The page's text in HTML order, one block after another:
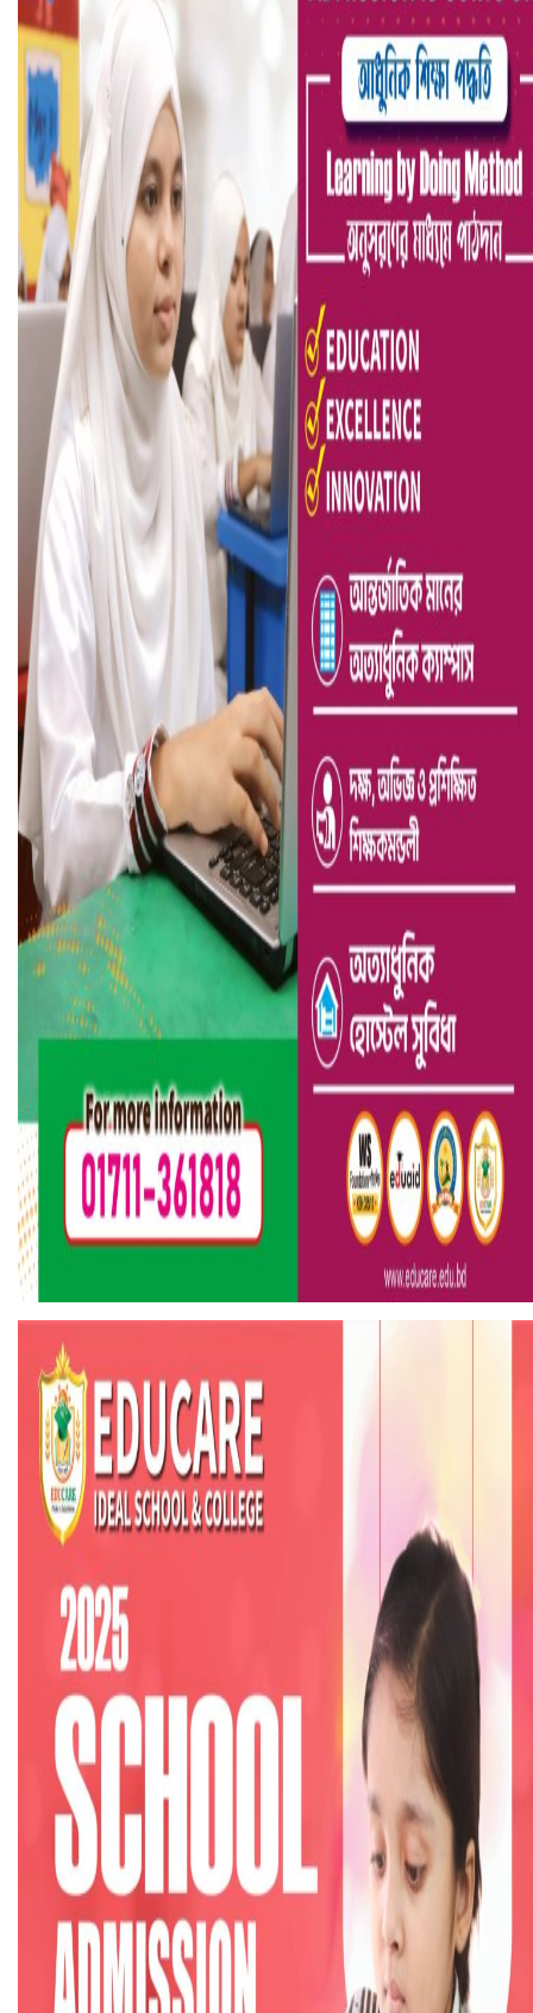
বৈষম্যবিরোধী ছাত্র আন্দোলনের সাধারণ সম্পাদকের পদত্যাগ
ভিউ বাড়াতে রাম দা হাতে ফেসবুকে ভিডিও পোস্ট শিক্ষকের
আ.লীগ ও জাপার ৯ নেতা কারাগারে
ভারতে ভয়াবহ সড়ক দুর্ঘটনা, নিহত ১৫
হলিউডে নতুন প্রেমের গুঞ্জন